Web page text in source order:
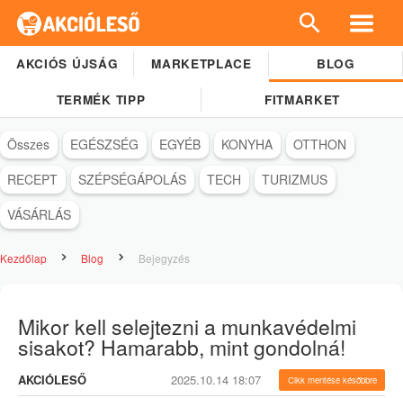
AKCIÓS ÚJSÁG MARKETPLACE BLOG
TERMÉK TIPP FITMARKET
Összes EGÉSZSÉG EGYÉB KONYHA
OTTHON
RECEPT
SZÉPSÉGÁPOLÁS TECH
TURIZMUS
VÁSÁRLÁS
Kezdőlap Blog Bejegyzés
Mikor kell selejtezni a munkavédelmi
sisakot? Hamarabb, mint gondolná!
AKCIÓLESŐ 2025.10.14 18:07 Cikk mentése későbbre